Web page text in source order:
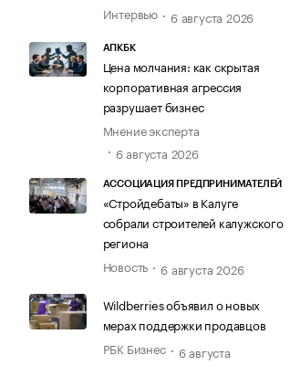
Интервью
6 августа 2026
АПКБК
Цена молчания: как скрытая
корпоративная агрессия
разрушает бизнес
Мнение эксперта
6 августа 2026
АССОЦИАЦИЯ ПРЕДПРИНИМАТЕЛЕЙ
«Стройдебаты» в Калуге
собрали строителей калужского
региона
Новость
6 августа 2026
Wildberries объявил о новых
мерах поддержки продавцов
РБК Бизнес
6 августа